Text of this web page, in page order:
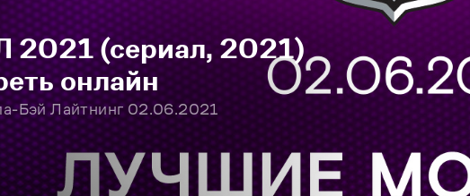
(сериал, 2021)
онлайн
Бэй Лайтнинг 02.06.2021